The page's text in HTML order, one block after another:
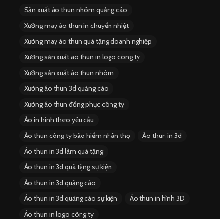
Sản xuất áo thun nhóm quảng cáo
Xưởng may áo thun in chuyển nhiệt
Xưởng may áo thun quà tặng doanh nghiệp
Xưởng sản xuất áo thun in logo công ty
Xưởng sản xuất áo thun nhóm
Xưởng áo thun 3d quảng cáo
Xưởng áo thun đồng phục công ty
Áo in hình theo yêu cầu
Áo thun công ty bảo hiểm nhân thọ
Áo thun in 3d
Áo thun in 3d làm quà tặng
Áo thun in 3d quà tặng sự kiện
Áo thun in 3d quảng cáo
Áo thun in 3d quảng cáo sự kiện
Áo thun in hình 3D
Áo thun in logo công ty